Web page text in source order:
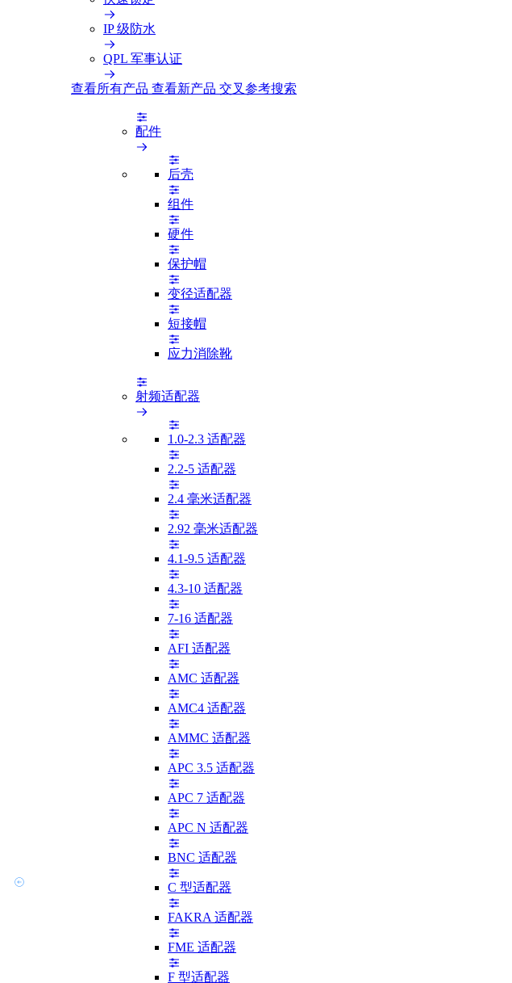
IP 级防水
QPL 军事认证
查看所有产品 查看新产品 交叉参考搜索
配件
后壳
组件
硬件
保护帽
变径适配器
短接帽
应力消除靴
射频适配器
1.0-2.3 适配器
2.2-5 适配器
2.4 毫米适配器
2.92 毫米适配器
4.1-9.5 适配器
4.3-10 适配器
7-16 适配器
AFI 适配器
AMC 适配器
AMC4 适配器
AMMC 适配器
APC 3.5 适配器
APC 7 适配器
APC N 适配器
BNC 适配器
C 型适配器
FAKRA 适配器
FME 适配器
F 型适配器